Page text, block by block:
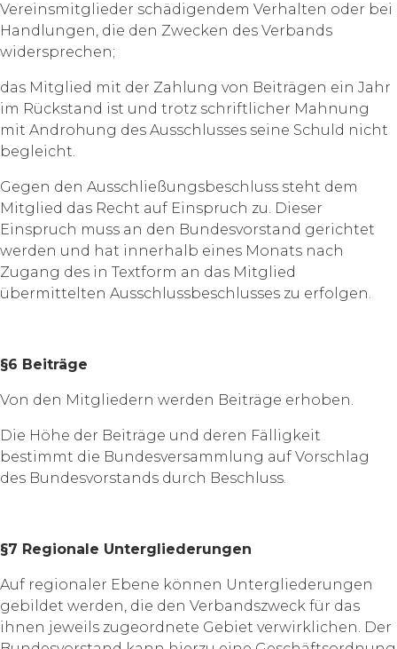
Vereinsmitglieder schädigendem Verhalten oder bei
Handlungen, die den Zwecken des Verbands
widersprechen;
das Mitglied mit der Zahlung von Beiträgen ein Jahr
im Rückstand ist und trotz schriftlicher Mahnung
mit Androhung des Ausschlusses seine Schuld nicht
begleicht.
Gegen den Ausschließungsbeschluss steht dem
Mitglied das Recht auf Einspruch zu. Dieser
Einspruch muss an den Bundesvorstand gerichtet
werden und hat innerhalb eines Monats nach
Zugang des in Textform an das Mitglied
übermittelten Ausschlussbeschlusses zu erfolgen.
§6 Beiträge
Von den Mitgliedern werden Beiträge erhoben.
Die Höhe der Beiträge und deren Fälligkeit
bestimmt die Bundesversammlung auf Vorschlag
des Bundesvorstands durch Beschluss.
§7 Regionale Untergliederungen
Auf regionaler Ebene können Untergliederungen
gebildet werden, die den Verbandszweck für das
ihnen jeweils zugeordnete Gebiet verwirklichen. Der